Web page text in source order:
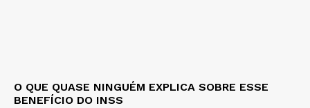
O QUE QUASE NINGUÉM EXPLICA SOBRE ESSE
BENEFÍCIO DO INSS